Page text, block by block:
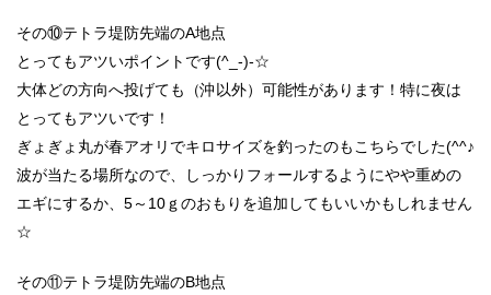
その⑩テトラ堤防先端のA地点
とってもアツいポイントです(^_-)-☆
大体どの方向へ投げても（沖以外）可能性があります！特に夜は
とってもアツいです！
ぎょぎょ丸が春アオリでキロサイズを釣ったのもこちらでした(^^♪
波が当たる場所なので、しっかりフォールするようにやや重めの
エギにするか、5～10ｇのおもりを追加してもいいかもしれません
☆
その⑪テトラ堤防先端のB地点